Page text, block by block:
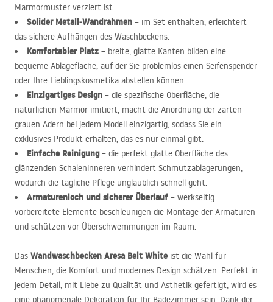
Marmormuster verziert ist.
Solider Metall-Wandrahmen – im Set enthalten, erleichtert
das sichere Aufhängen des Waschbeckens.
Komfortabler Platz – breite, glatte Kanten bilden eine
bequeme Ablagefläche, auf der Sie problemlos einen Seifenspender
oder Ihre Lieblingskosmetika abstellen können.
Einzigartiges Design – die spezifische Oberfläche, die
natürlichen Marmor imitiert, macht die Anordnung der zarten
grauen Adern bei jedem Modell einzigartig, sodass Sie ein
exklusives Produkt erhalten, das es nur einmal gibt.
Einfache Reinigung– die perfekt glatte Oberfläche des
glänzenden Schaleninneren verhindert Schmutzablagerungen,
wodurch die tägliche Pflege unglaublich schnell geht.
Armaturenloch und sicherer Überlauf – werkseitig
vorbereitete Elemente beschleunigen die Montage der Armaturen
und schützen vor Überschwemmungen im Raum.
Das Wandwaschbecken Aresa Belt White ist die Wahl für
Menschen, die Komfort und modernes Design schätzen. Perfekt in
jedem Detail, mit Liebe zu Qualität und Ästhetik gefertigt, wird es
eine phänomenale Dekoration für Ihr Badezimmer sein. Dank der